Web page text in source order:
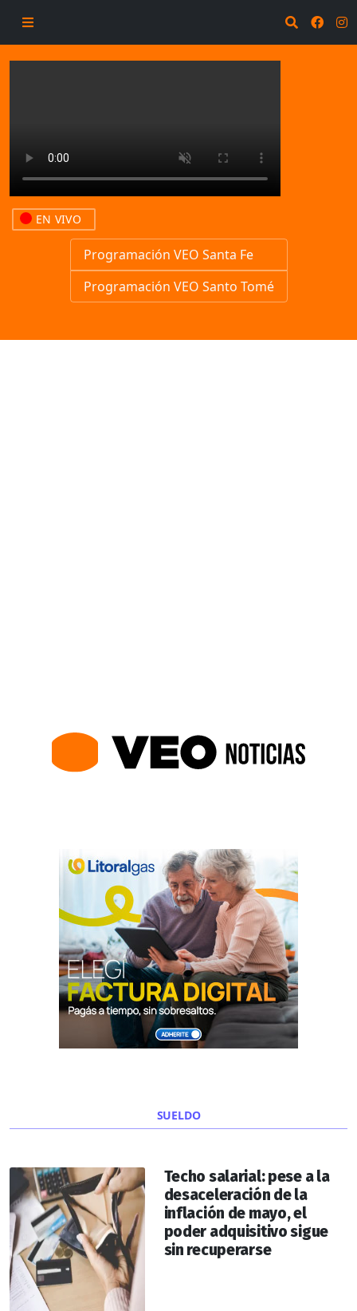
EN VIVO
Programación VEO Santa Fe
Programación VEO Santo Tomé
SUELDO
Techo salarial: pese a la
desaceleración de la
inflación de mayo, el
poder adquisitivo sigue
sin recuperarse